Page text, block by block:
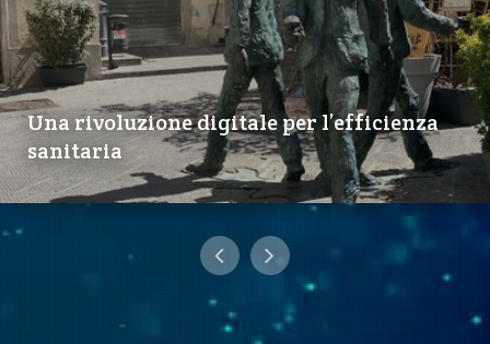
Una rivoluzione digitale per l’efficienza
sanitaria